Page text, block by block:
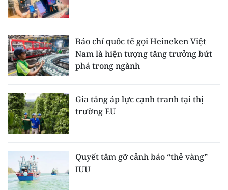
Báo chí quốc tế gọi Heineken Việt
Nam là hiện tượng tăng trưởng bứt
phá trong ngành
Gia tăng áp lực cạnh tranh tại thị
trường EU
Quyết tâm gỡ cảnh báo “thẻ vàng”
IUU